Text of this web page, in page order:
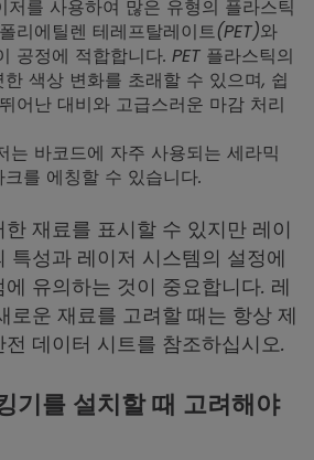
저를 사용하여 많은 유형의 플라스틱
리에틸렌 테레프탈레이트(PET)와
공정에 적합합니다. PET 플라스틱의
색상 변화를 초래할 수 있으며, 쉽
어난 대비와 고급스러운 마감 처리
는 바코드에 자주 사용되는 세라믹
를 에칭할 수 있습니다.
재료를 표시할 수 있지만 레이
특성과 레이저 시스템의 설정에
유의하는 것이 중요합니다. 레
로운 재료를 고려할 때는 항상 제
데이터 시트를 참조하십시오.
기를 설치할 때 고려해야